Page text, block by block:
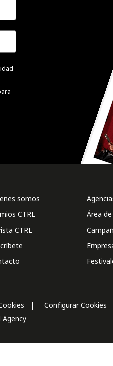
somos
CTRL
CTRL
Área
Configurar Cookies